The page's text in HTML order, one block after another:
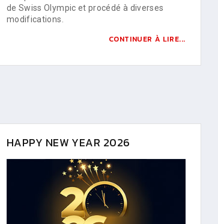
de Swiss Olympic et procédé à diverses
modifications.
CONTINUER À LIRE...
HAPPY NEW YEAR 2026